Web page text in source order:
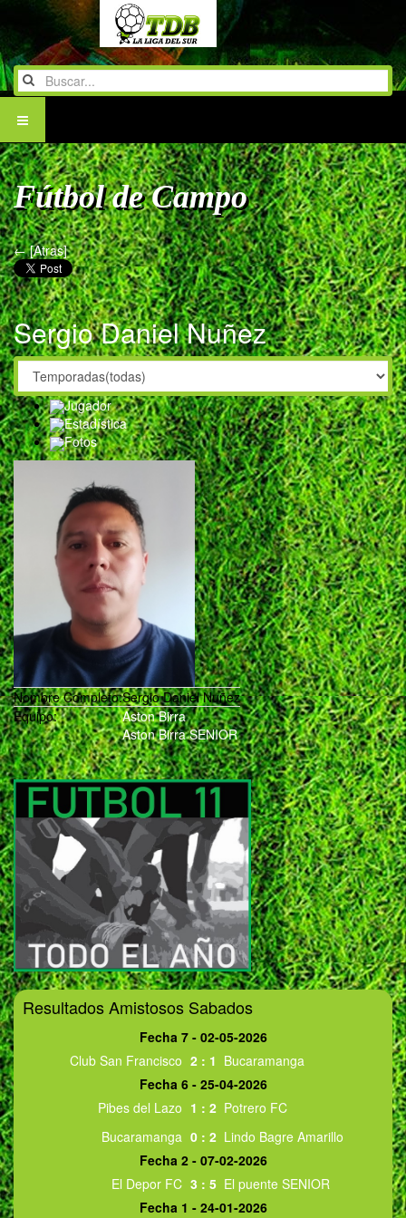
Fútbol de Campo
← [Atras]
Sergio Daniel Nuñez
Jugador
Estadística
Fotos
Nombre Completo:Sergio Daniel Nuñez
Equipo:
Aston Birra
Aston Birra SENIOR
Resultados Amistosos Sabados
Fecha 7 - 02-05-2026
Club San Francisco 2: 1 Bucaramanga
Fecha 6 - 25-04-2026
Pibes del Lazo 1 : 2 Potrero FC
Bucaramanga 0: 2 Lindo Bagre Amarillo
Fecha 2 - 07-02-2026
El Depor FC 3: 5 El puente SENIOR
Fecha 1 - 24-01-2026